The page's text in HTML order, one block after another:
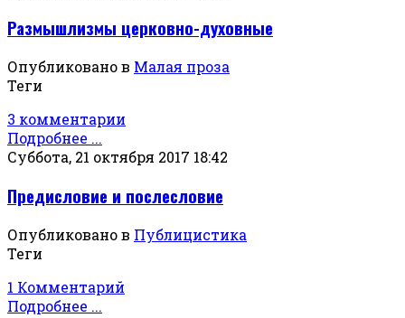
Размышлизмы церковно-духовные
Опубликовано в Малая проза
Теги
3 комментарии
Подробнее ...
Суббота, 21 октября 2017 18:42
Предисловие и послесловие
Опубликовано в Публицистика
Теги
1 Комментарий
Подробнее ...